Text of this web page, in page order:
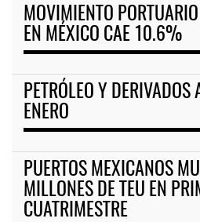
MOVIMIENTO
EN MÉXICO CAE 10.6%
PETRÓLEO Y
ENERO
PUERTOS MEXICANOS
MILLONES DE TEU EN
CUATRIMESTRE